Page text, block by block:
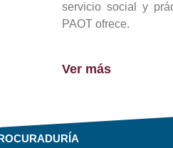
servicio social y
PAOT ofrece.
Ver más